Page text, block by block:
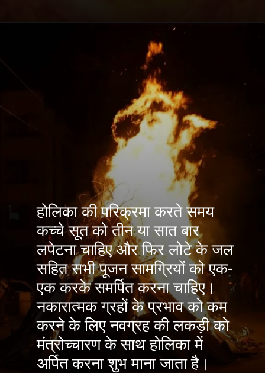
होलिका की परिक्रमा करते समय
कच्चे सूत को तीन या सात बार
लपेटना चाहिए और फिर लोटे के जल
सहित सभी पूजन सामग्रियों को एक-
एक करके समर्पित करना चाहिए।
नकारात्मक ग्रहों के प्रभाव को कम
करने के लिए नवग्रह की लकड़ी को
मंत्रोच्चारण के साथ होलिका में
अर्पित करना शुभ माना जाता है।